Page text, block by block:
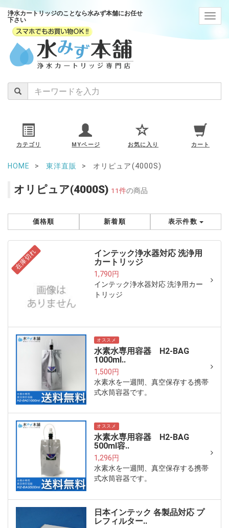
浄水カートリッジのことなら水みず本舗にお任せ
下さい
カテゴリ MYページ お気に入り カート
HOME 東洋直販 オリピュア(4000S)
オリピュア(4000S) 11件の商品
価格順 新着順 表示件数
在庫切れ
インテック浄水器対応 洗浄用
カートリッジ
1,790円
インテック浄水器対応 洗浄用カー
トリッジ
オススメ
水素水専用容器 H2-BAG
1000ml..
1,500円
水素水を一週間、真空保存する携帯
式水筒容器です。
オススメ
水素水専用容器 H2-BAG
500ml容..
1,296円
水素水を一週間、真空保存する携帯
式水筒容器です。
日本インテック 各製品対応 プ
レフィルター..